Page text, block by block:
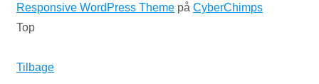
Responsive WordPress Theme på CyberChimps
Top
Tilbage